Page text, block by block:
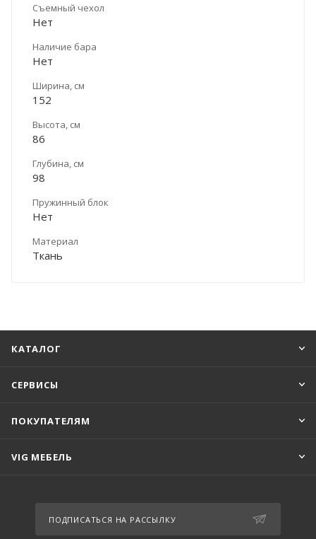
Съемный чехол
Нет
Наличие бара
Нет
Ширина, см
152
Высота, см
86
Глубина, см
98
Пружинный блок
Нет
Материал
Ткань
КАТАЛОГ
СЕРВИСЫ
ПОКУПАТЕЛЯМ
VIG МЕБЕЛЬ
ПОДПИСАТЬСЯ НА РАССЫЛКУ